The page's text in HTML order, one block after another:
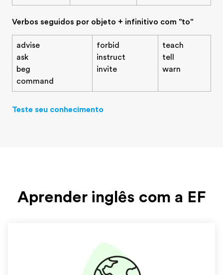
Verbos seguidos por objeto + infinitivo com "to"
advise
ask
beg
command
forbid
instruct
invite
teach
tell
warn
Teste seu conhecimento
Aprender inglês com a EF